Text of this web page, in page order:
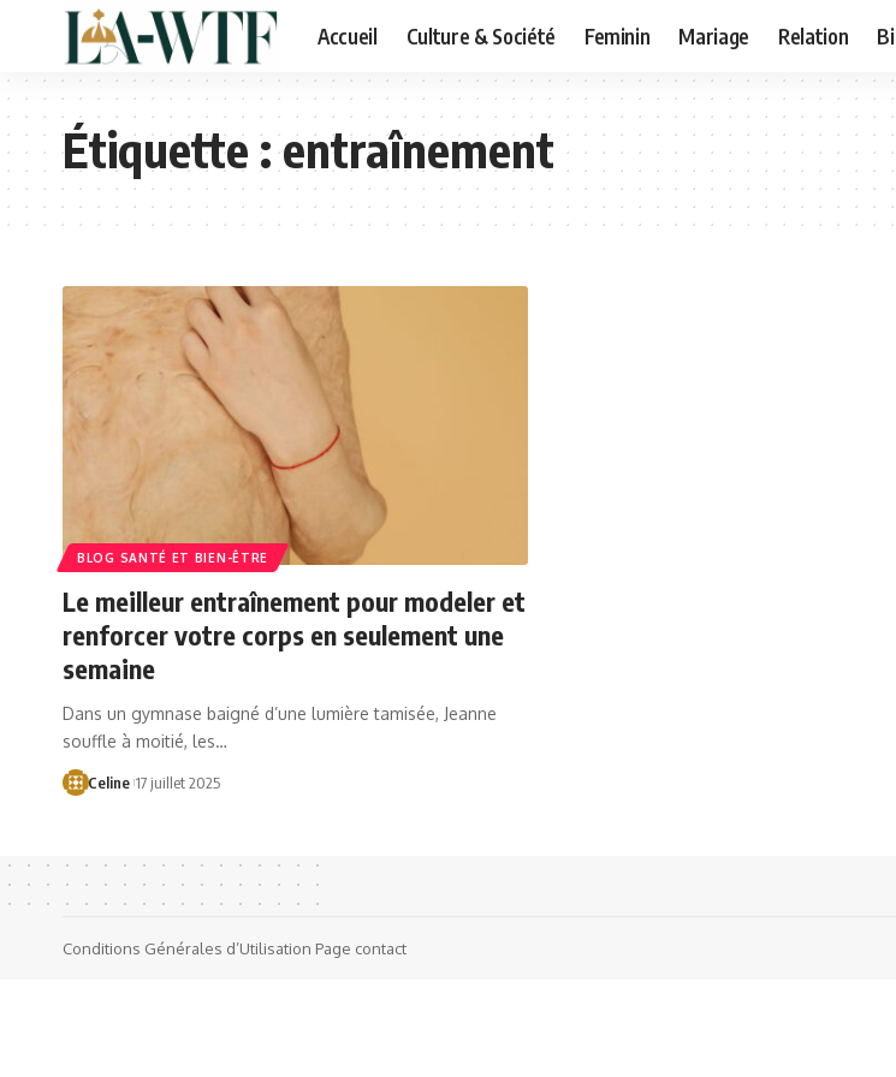
Accueil Culture & Société Feminin Mariage Relation
Étiquette :entraînement
BLOG SANTÉ ET BIEN-ÊTRE
Le meilleur entraînement pour modeler et
renforcer votre corps en seulement une
semaine
Dans un gymnase baigné d’une lumière tamisée, Jeanne
souffle à moitié, les…
Celine 17 juillet 2025
Conditions Générales d’Utilisation Page contact